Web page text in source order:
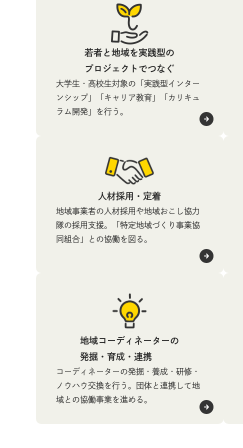
若者と地域を実践型の
プロジェクトでつなぐ
大学生・高校生対象の「実践型インター
ンシップ」「キャリア教育」「カリキュ
ラム開発」を行う。
人材採用・定着
地域事業者の人材採用や地域おこし協力
隊の採用支援。「特定地域づくり事業協
同組合」との協働を図る。
地域コーディネーターの
発掘・育成・連携
コーディネーターの発掘・養成・研修・
ノウハウ交換を行う。団体と連携して地
域との協働事業を進める。